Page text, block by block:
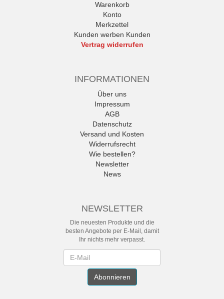
Warenkorb
Konto
Merkzettel
Kunden werben Kunden
Vertrag widerrufen
INFORMATIONEN
Über uns
Impressum
AGB
Datenschutz
Versand und Kosten
Widerrufsrecht
Wie bestellen?
Newsletter
News
NEWSLETTER
Die neuesten Produkte und die
besten Angebote per E-Mail, damit
Ihr nichts mehr verpasst.
Abonnieren